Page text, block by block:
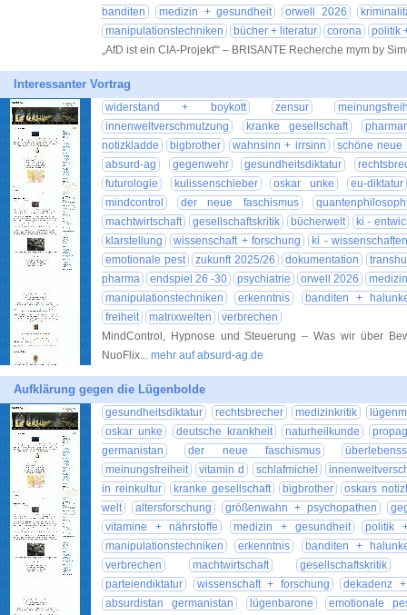
banditen
medizin + gesundheit orwell 2026
manipulationstechniken
bücher + literatur corona
politik
„AfD ist ein CIA-Projekt'“ – BRISANTE Recherche mym by
Interessanter Vortrag
widerstand + boykott zensur
innenweltverschmutzung
kranke gesellschaft
notizkladde
bigbrother wahnsinn + irrsinn
schöne neue
absurd-ag
gegenwehr gesundheitsdiktatur
futurologie
kulissenschieber oskar unke
eu-diktatur
mindcontrol
der neue faschismus
machtwirtschaft
gesellschaftskritik bücherwelt
ki -
klarstellung
wissenschaft + forschung
ki - wissenschaften
emotionale pest
zukunft 2025/26 dokumentation
pharma
endspiel 26 -30 psychiatrie orwell 2026
manipulationstechniken
erkenntnis
banditen +
freiheit
matrixwelten
verbrechen
MindControl, Hypnose und Steuerung – Was wir über
NuoFlix... mehr auf absurd-ag.de
Aufklärung gegen die Lügenbolde
gesundheitsdiktatur rechtsbrecher medizinkritik
oskar unke
deutsche krankheit naturheilkunde
germanistan
der neue faschismus
meinungsfreiheit
vitamin d schlafmichel
in reinkultur
kranke gesellschaft bigbrother
oskars
welt
altersforschung größenwahn + psychopathen
vitamine + nährstoffe
medizin + gesundheit
politik
manipulationstechniken
erkenntnis
banditen +
verbrechen
machtwirtschaft
gesellschaftskritik
parteiendiktatur
wissenschaft + forschung
dekadenz
absurdistan germanistan
lügenbarone
emotionale